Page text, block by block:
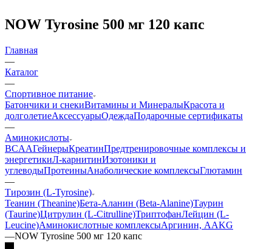
NOW Tyrosine 500 мг 120 капс
Главная
—
Каталог
—
Спортивное питание
Батончики и снекиВитамины и МинералыКрасота и
долголетиеАксессуарыОдеждаПодарочные сертификаты
—
Аминокислоты
BCAAГейнерыКреатинПредтренировочные комплексы и
энергетикиЛ-карнитинИзотоники и
углеводыПротеиныАнаболические комплексыГлютамин
—
Тирозин (L-Tyrosine)
Теанин (Theanine)Бета-Аланин (Beta-Alanine)Таурин
(Taurine)Цитрулин (L-Citrulline)ТриптофанЛейцин (L-
Leucine)Аминокислотные комплексыАргинин, AAKG
—NOW Tyrosine 500 мг 120 капс